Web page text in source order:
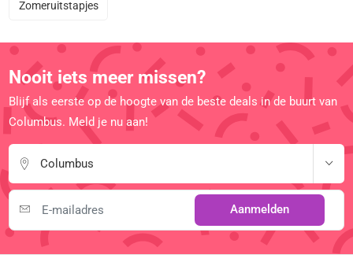
Zomeruitstapjes
Nooit iets meer missen?
Blijf als eerste op de hoogte van de beste deals in de buurt van
Columbus. Meld je nu aan!
Columbus
Aanmelden